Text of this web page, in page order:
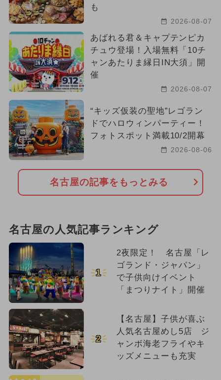
も
2026-08-07
あばれる君＆キャプテンピカ
チュウ登場！入場無料「10チ
ャンあたりま縁日IN大須」開
催
2026-08-07
“キッズ仮装の聖地”レゴラン
ドでハロウィンパーティー！
フォトスポット満載10/2開幕
2026-08-06
名古屋の記事をもっとみる
名古屋の人気記事ランキング
1
2夜限定！ 名古屋「レ
ゴランド・ジャパン」
で子供向けイベント
「まつりナイト」開催
2
【名古屋】子供が喜ぶ
人気名古屋めし5店 ジ
ャンボ海老フライやキ
ッズメニューも充実